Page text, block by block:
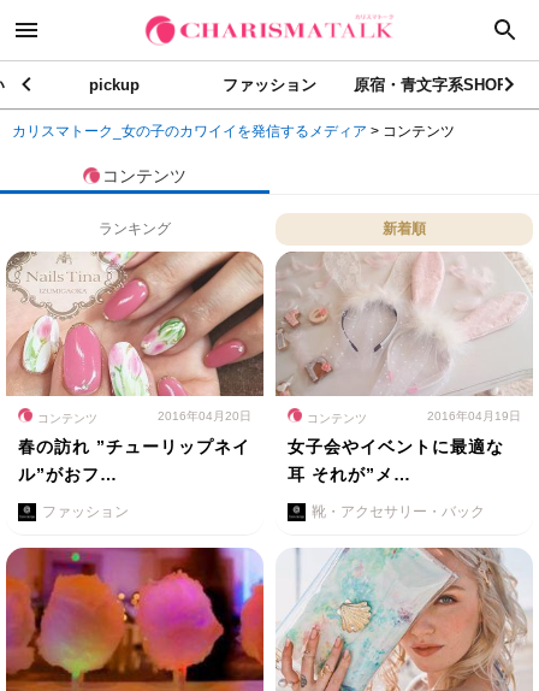
pickup ファッション 原宿・青文字系SHOP
カリスマトーク_女の子のカワイイを発信するメディア > コンテンツ
コンテンツ
ランキング 新着順
コンテンツ 2016年04月20日
春の訪れ ”チューリップネイ
ル”がおフ…
ファッション
コンテンツ 2016年04月19日
女子会やイベントに最適な
耳 それが”メ…
靴・アクセサリー・バック